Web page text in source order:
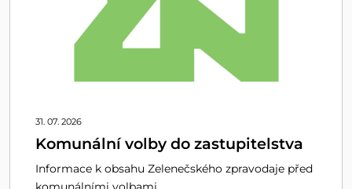
31. 07. 2026
Komunální volby do zastupitelstva
Informace k obsahu Zelenečského zpravodaje před